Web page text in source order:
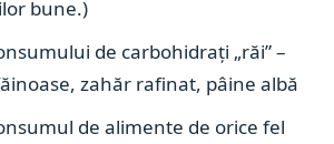
bune.)
de carbohidrați „răi” –
zahăr rafinat, pâine albă
de alimente de orice fel